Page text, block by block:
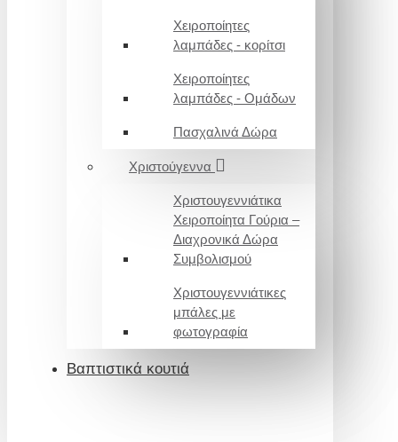
Χειροποίητες
λαμπάδες - κορίτσι
Χειροποίητες
λαμπάδες - Ομάδων
Πασχαλινά Δώρα
Χριστούγεννα
Χριστουγεννιάτικα
Χειροποίητα Γούρια –
Διαχρονικά Δώρα
Συμβολισμού
Χριστουγεννιάτικες
μπάλες με
φωτογραφία
Βαπτιστικά κουτιά